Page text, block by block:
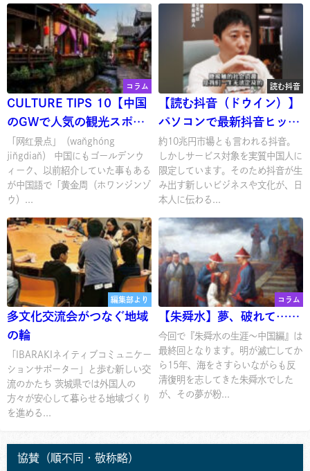
コラム
CULTURE TIPS 10【中国
のGWで人気の観光スポッ
ト】
「网红景点」（wǎnghóng
jǐngdiǎn） 中国にもゴールデンウ
ィーク、以前紹介していた事もある
が中国語で「黄金周（ホワンジンゾ
ウ）...
読む抖音
【読む抖音（ドウイン）】
パソコンで最新抖音ヒット
動画を読む・視る・知る！
今回は「参哥」
約10兆円市場とも言われる抖音。
しかしサービス対象を実質中国人に
限定しています。そのため抖音が生
み出す新しいビジネスや文化が、日
本人に伝わる...
編集部より
多文化交流会がつなぐ地域
の輪
「IBARAKIネイティブコミュニケー
ションサポーター」と歩む新しい交
流のかたち 茨城県では外国人の
方々が安心して暮らせる地域づくり
を進める...
コラム
【朱舜水】夢、破れて……
今回で『朱舜水の生涯～中国編』は
最終回となります。明が滅亡してか
ら15年、海をさすらいながらも反
清復明を志してきた朱舜水でした
が、その夢が粉...
協賛（順不同・敬称略）